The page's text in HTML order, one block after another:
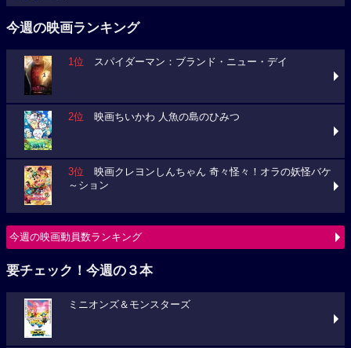
今週の映画ランキング
1位 スパイダーマン：ブランド・ニュー・デイ
2位 映画ちいかわ 人魚の島のひみつ
3位 映画クレヨンしんちゃん 奇々怪々！オラの妖怪バケ
～ション
今週の映画動員数ランキング
要チェック！今週の３本
ミニオンズ＆モンスターズ